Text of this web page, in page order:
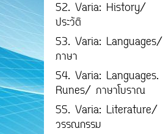
52. Varia: History/
ประวัติ
53. Varia: Languages/
ภาษา
54. Varia: Languages.
Runes/ ภาษาโบราณ
55. Varia: Literature/
วรรณกรรม